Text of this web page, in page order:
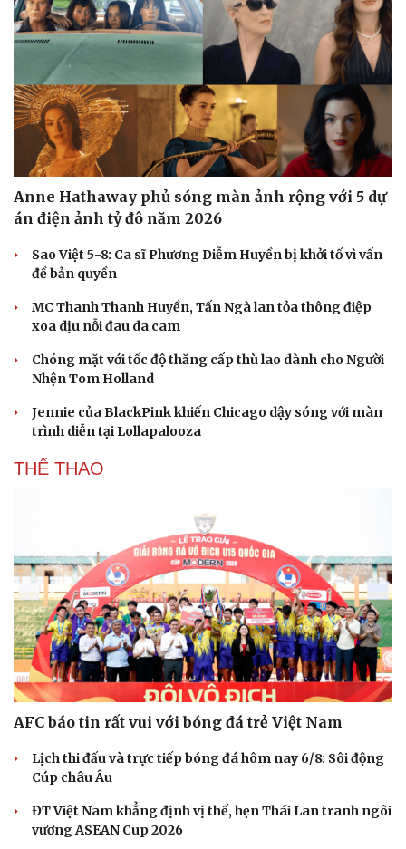
Du lịch
Tư vấn
Săn Tour
check-in
Podcast
Câu chuyện thời sự
Đọc truyện đêm khuya
Kể chuyện cho bé
Anne Hathaway phủ sóng màn ảnh rộng với 5 dự
án điện ảnh tỷ đô năm 2026
Sao Việt 5-8: Ca sĩ Phương Diễm Huyền bị khởi tố vì vấn
đề bản quyền
MC Thanh Thanh Huyền, Tấn Ngà lan tỏa thông điệp
xoa dịu nỗi đau da cam
Chóng mặt với tốc độ thăng cấp thù lao dành cho Người
Nhện Tom Holland
Jennie của BlackPink khiến Chicago dậy sóng với màn
trình diễn tại Lollapalooza
THỂ THAO
AFC báo tin rất vui với bóng đá trẻ Việt Nam
Lịch thi đấu và trực tiếp bóng đá hôm nay 6/8: Sôi động
Cúp châu Âu
ĐT Việt Nam khẳng định vị thế, hẹn Thái Lan tranh ngôi
vương ASEAN Cup 2026